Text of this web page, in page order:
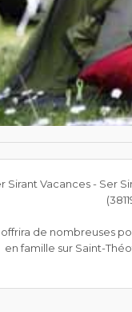
Vacances - Ser
de nombreuses
en famille sur Saint-